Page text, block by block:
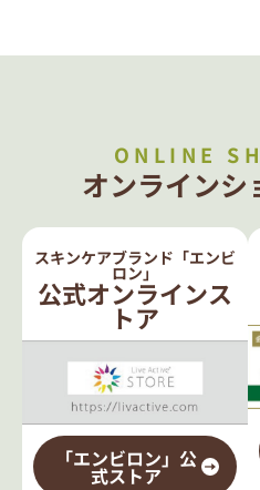
ONLINE
オンラインシ
スキンケアブランド「エンビ
ロン」
公式オンラインス
トア
「エンビロン」公
式ストア